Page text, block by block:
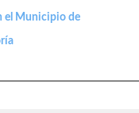
el Municipio de